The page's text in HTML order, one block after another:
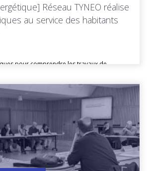
Réseau TYNEO réalise
au service des habitants
pour comprendre les travaux de
de cette rubrique LIRE LA SUITE